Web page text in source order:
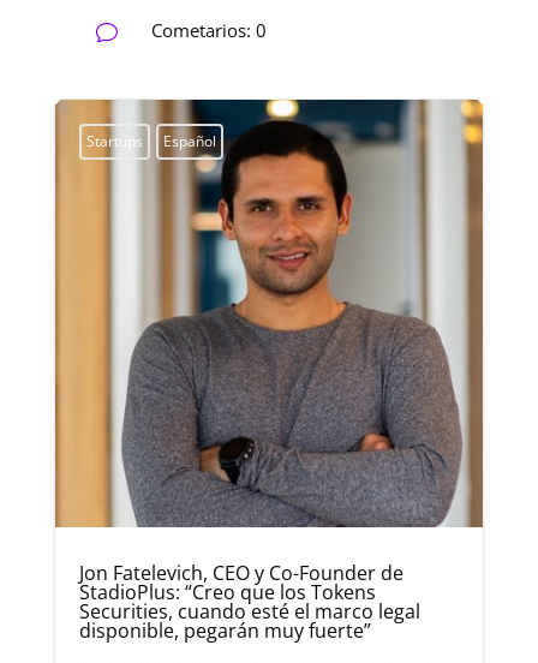
v Cometarios: 0
Startups Español
Jon Fatelevich, CEO y Co-Founder de
StadioPlus: “Creo que los Tokens
Securities, cuando esté el marco legal
disponible, pegarán muy fuerte”